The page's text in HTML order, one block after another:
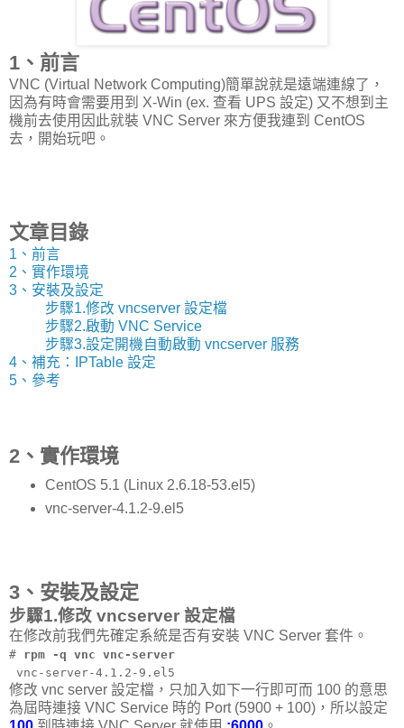
1、前言
VNC (Virtual Network Computing)簡單說就是遠端連線了，
因為有時會需要用到 X-Win (ex. 查看 UPS 設定) 又不想到主
機前去使用因此就裝 VNC Server 來方便我連到 CentOS
去，開始玩吧。
文章目錄
1、前言
2、實作環境
3、安裝及設定
步驟1.修改 vncserver 設定檔
步驟2.啟動 VNC Service
步驟3.設定開機自動啟動 vncserver 服務
4、補充：IPTable 設定
5、參考
2、實作環境
CentOS 5.1 (Linux 2.6.18-53.el5)
vnc-server-4.1.2-9.el5
3、安裝及設定
步驟1.修改 vncserver 設定檔
在修改前我們先確定系統是否有安裝 VNC Server 套件。
# rpm -q vnc vnc-server
vnc-server-4.1.2-9.el5
修改 vnc server 設定檔，只加入如下一行即可而 100 的意思
為屆時連接 VNC Service 時的 Port (5900 + 100)，所以設定